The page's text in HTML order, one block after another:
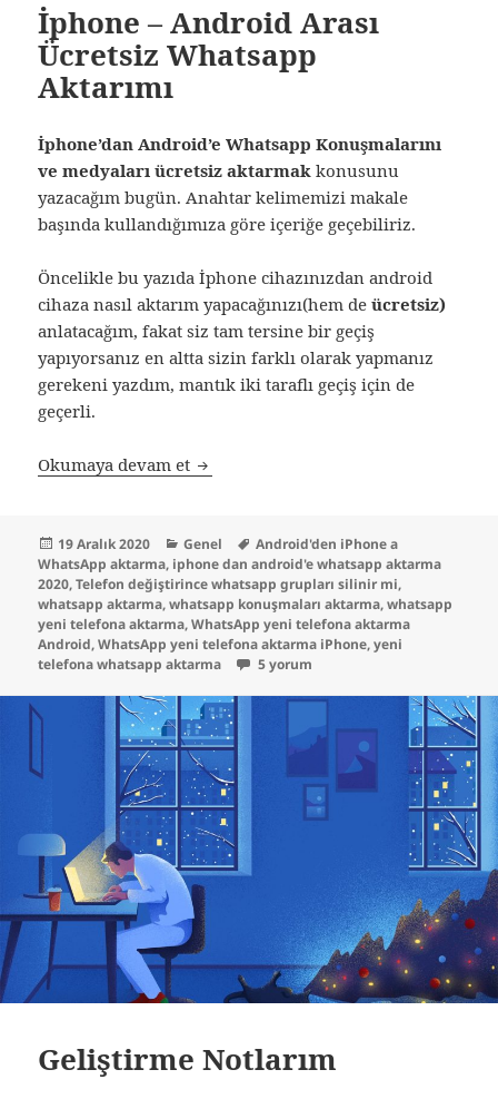
İphone – Android Arası
Ücretsiz Whatsapp
Aktarımı
İphone’dan Android’e Whatsapp Konuşmalarını
ve medyaları ücretsiz aktarmak konusunu
yazacağım bugün. Anahtar kelimemizi makale
başında kullandığımıza göre içeriğe geçebiliriz.
Öncelikle bu yazıda İphone cihazınızdan android
cihaza nasıl aktarım yapacağınızı(hem deücretsiz)
anlatacağım, fakat siz tam tersine bir geçiş
yapıyorsanız en altta sizin farklı olarak yapmanız
gerekeni yazdım, mantık iki taraflı geçiş için de
geçerli.
Okumaya devam et İphone – Android Arası Ücretsiz
Yayın
tarihi
19 Aralık 2020 Kategoriler
Genel Etiketler
Android'den iPhone a
WhatsApp aktarma, iphone dan android'e whatsapp aktarma
2020,Telefon değiştirince whatsapp grupları silinir mi,
whatsapp aktarma,whatsapp konuşmaları aktarma,whatsapp
yeni telefona aktarma,WhatsApp yeni telefona aktarma
Android,WhatsApp yeni telefona aktarma iPhone,yeni
telefona whatsapp aktarma
İphone – Android Arası Ücretsiz
5 yorum
Geliştirme Notlarım